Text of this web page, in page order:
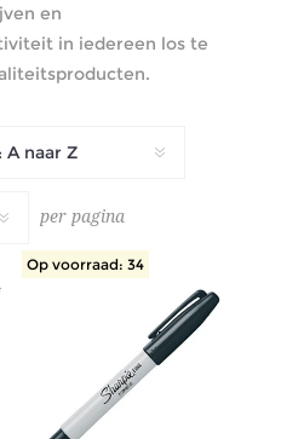
en
in iedereen los te
per pagina
Op voorraad: 34